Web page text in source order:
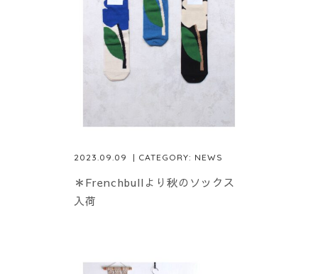
2023.09.09 | CATEGORY: NEWS
＊Frenchbullより秋のソックス
入荷